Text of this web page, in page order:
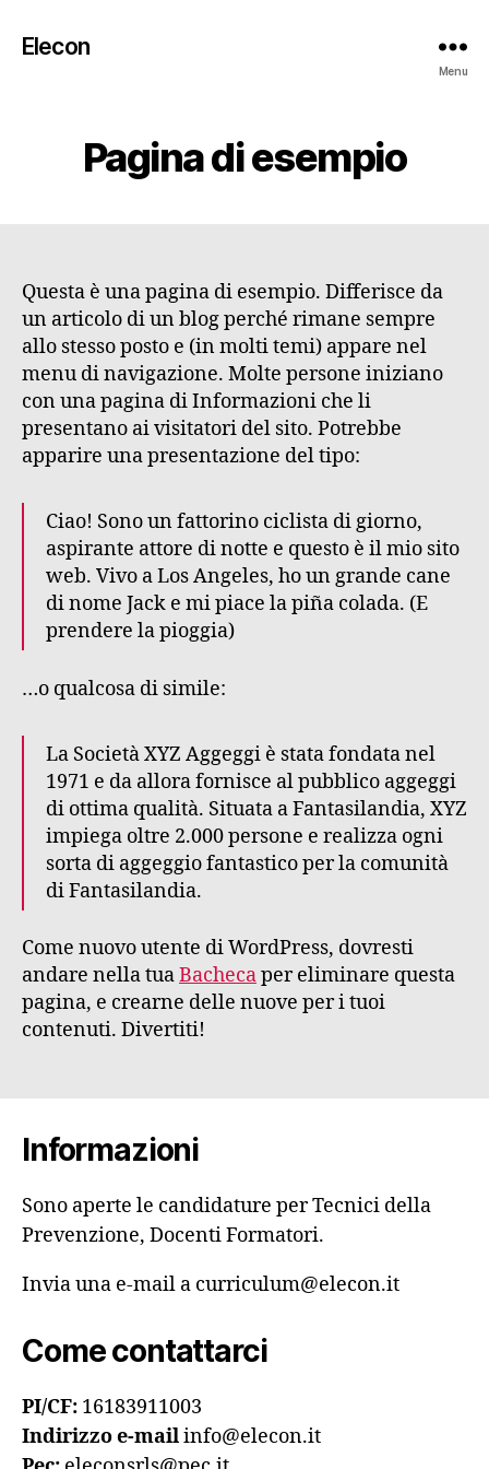
Elecon
Menu
Pagina di esempio
Questa è una pagina di esempio. Differisce da
un articolo di un blog perché rimane sempre
allo stesso posto e (in molti temi) appare nel
menu di navigazione. Molte persone iniziano
con una pagina di Informazioni che li
presentano ai visitatori del sito. Potrebbe
apparire una presentazione del tipo:
Ciao! Sono un fattorino ciclista di giorno,
aspirante attore di notte e questo è il mio sito
web. Vivo a Los Angeles, ho un grande cane
di nome Jack e mi piace la piña colada. (E
prendere la pioggia)
…o qualcosa di simile:
La Società XYZ Aggeggi è stata fondata nel
1971 e da allora fornisce al pubblico aggeggi
di ottima qualità. Situata a Fantasilandia, XYZ
impiega oltre 2.000 persone e realizza ogni
sorta di aggeggio fantastico per la comunità
di Fantasilandia.
Come nuovo utente di WordPress, dovresti
andare nella tuaBachecaper eliminare questa
pagina, e crearne delle nuove per i tuoi
contenuti. Divertiti!
Informazioni
Sono aperte le candidature per Tecnici della
Prevenzione, Docenti Formatori.
Invia una e-mail a curriculum@elecon.it
Come contattarci
PI/CF: 16183911003
Indirizzo e-mailinfo@elecon.it